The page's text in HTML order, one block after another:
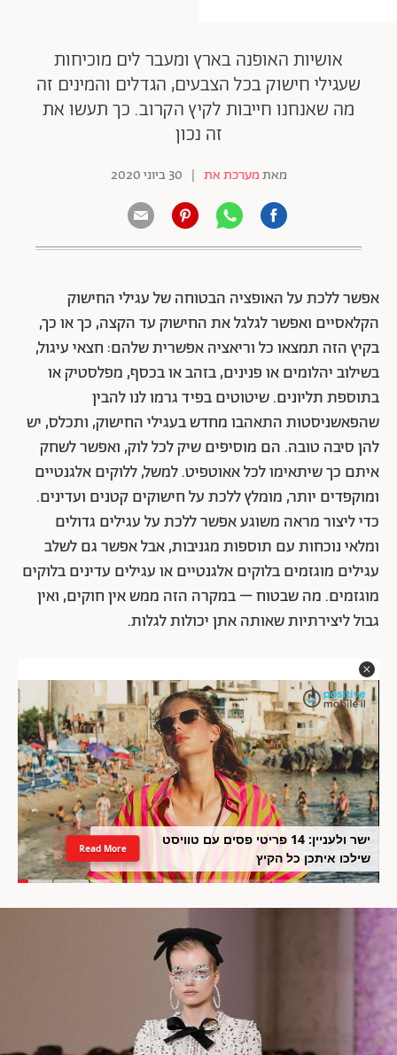
אושיות האופנה בארץ ומעבר לים מוכיחות
שעגילי חישוק בכל הצבעים, הגדלים והמינים זה
מה שאנחנו חייבות לקיץ הקרוב. כך תעשו את
זה נכון
מאתמערכת את | 30 ביוני 2020
אפשר ללכת על האופציה הבטוחה של עגילי החישוק
הקלאסיים ואפשר לגלגל את החישוק עד הקצה, כך או כך,
בקיץ הזה תמצאו כל וריאציה אפשרית שלהם: חצאי עיגול,
בשילוב יהלומים או פנינים, בזהב או בכסף, מפלסטיק או
בתוספת תליונים. שיטוטים בפיד גרמו לנו להבין
שהפאשניסטות התאהבו מחדש בעגילי החישוק, ותכלס, יש
להן סיבה טובה. הם מוסיפים שיק לכל לוק, ואפשר לשחק
איתם כך שיתאימו לכל אאוטפיט. למשל, ללוקים אלגנטיים
ומוקפדים יותר, מומלץ ללכת על חישוקים קטנים ועדינים.
כדי ליצור מראה משוגע אפשר ללכת על עגילים גדולים
ומלאי נוכחות עם תוספות מגניבות, אבל אפשר גם לשלב
עגילים מוגזמים בלוקים אלגנטיים או עגילים עדינים בלוקים
מוגזמים. מה שבטוח – במקרה הזה ממש אין חוקים, ואין
גבול ליצירתיות שאותה אתן יכולות לגלות.
ישר ולעניין: 14 פריטי פסים עם טוויסט
שילכו איתכן כל הקיץ
Read More